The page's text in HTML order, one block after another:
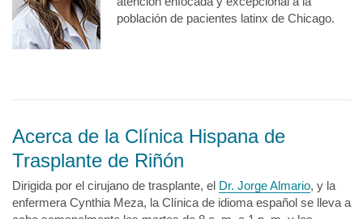
población de pacientes latinx de Chicago.
Acerca de la Clínica Hispana de
Trasplante de Riñón
Dirigida por el cirujano de trasplante, el Dr. Jorge Almario, y la
enfermera Cynthia Meza, la Clínica de idioma español se lleva a